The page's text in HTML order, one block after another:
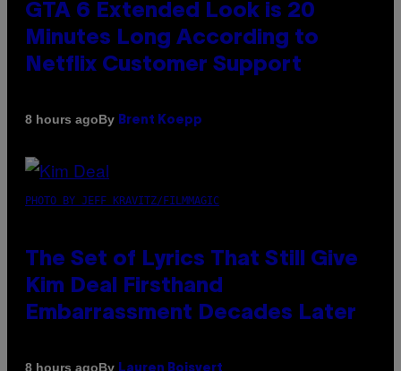
GTA 6 Extended Look is 20
Minutes Long According to
Netflix Customer Support
8 hours agoBy Brent Koepp
PHOTO BY JEFF KRAVITZ/FILMMAGIC
The Set of Lyrics That Still Give
Kim Deal Firsthand
Embarrassment Decades Later
8 hours agoBy Lauren Boisvert